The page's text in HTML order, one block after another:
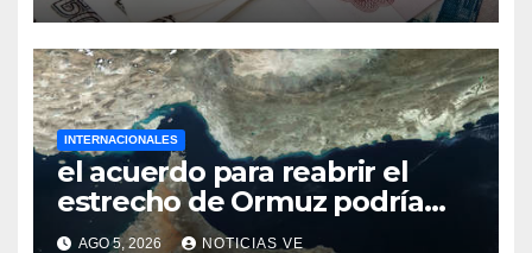
INTERNACIONALES
el acuerdo para reabrir el
estrecho de Ormuz podría
concretarse esta semana
AGO 5, 2026 NOTICIAS VE